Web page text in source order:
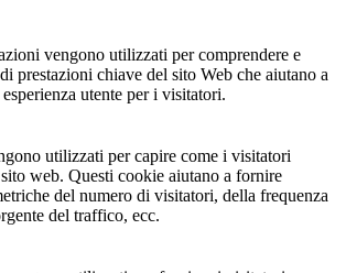
vengono utilizzati per comprendere e
prestazioni chiave del sito Web che aiutano a
utente per i visitatori.
utilizzati per capire come i visitatori
web. Questi cookie aiutano a fornire
del numero di visitatori, della frequenza
del traffico, ecc.